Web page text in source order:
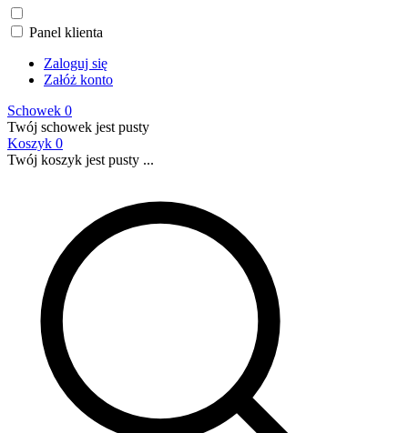
Panel klienta
Zaloguj się
Załóż konto
Schowek 0
Twój schowek jest pusty
Koszyk 0
Twój koszyk jest pusty ...